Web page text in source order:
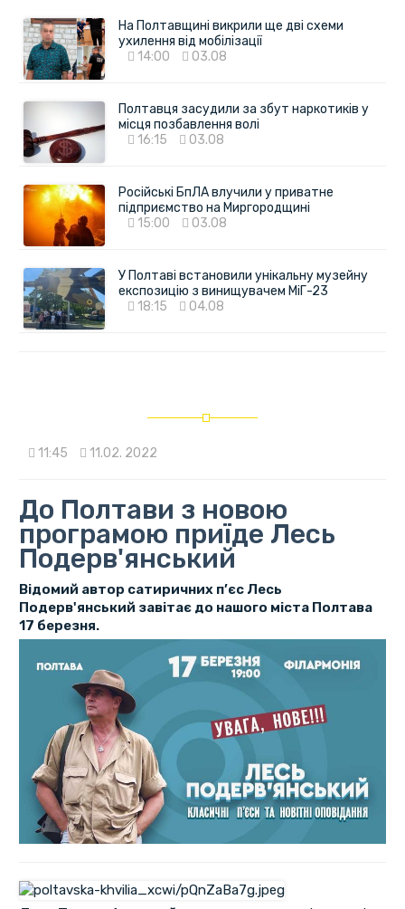
На Полтавщині викрили ще дві схеми
ухилення від мобілізації
14:00
03.08
Полтавця засудили за збут наркотиків у
місця позбавлення волі
16:15
03.08
Російські БпЛА влучили у приватне
підприємство на Миргородщині
15:00
03.08
У Полтаві встановили унікальну музейну
експозицію з винищувачем МіГ-23
18:15
04.08
11:45 11.02. 2022
До Полтави з новою
програмою приїде Лесь
Подерв'янський
Відомий автор сатиричних п’єс Лесь
Подерв'янський завітає до нашого міста Полтава
17 березня.